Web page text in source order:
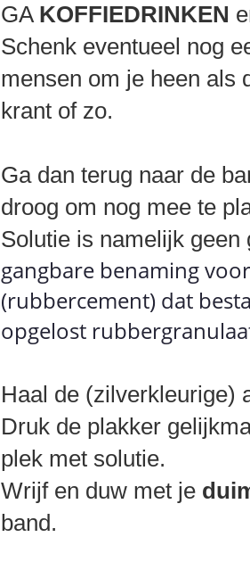
GA KOFFIEDRINKEN
Schenk eventueel nog
mensen om je heen als
krant of zo.
Ga dan terug naar de
droog om nog mee te
Solutie is namelijk geen
gangbare benaming
(rubbercement) dat
opgelost
Haal de (zilverkleurige)
Druk de plakker
plek met solutie.
Wrijf en duw met je
band.